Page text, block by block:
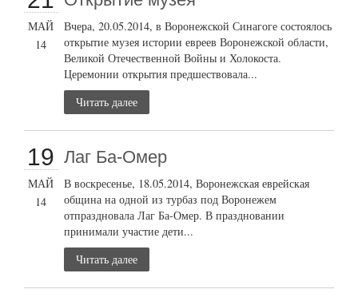
МАЙ
14
Вчера, 20.05.2014, в Воронежской Синагоге состоялось
открытие музея истории евреев Воронежской области,
Великой Отечественной Войны и Холокоста.
Церемонии открытия предшествовала...
Читать далее
19
МАЙ
14
Лаг Ба-Омер
В воскресенье, 18.05.2014, Воронежская еврейская
община на одной из турбаз под Воронежем
отпраздновала Лаг Ба-Омер. В праздновании
принимали участие дети...
Читать далее